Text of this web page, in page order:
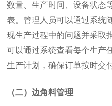
数量、生产时间、设备状态
表。管理人员可以通过系统
现生产过程中的问题并采取
可以通过系统查看每个生产
生产计划，确保订单按时交付
（二）边角料管理